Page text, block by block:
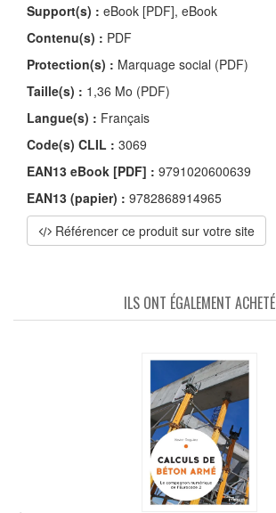
Support(s) : eBook [PDF], eBook
Contenu(s) : PDF
Protection(s) : Marquage social (PDF)
Taille(s) : 1,36 Mo (PDF)
Langue(s) : Français
Code(s) CLIL : 3069
EAN13 eBook [PDF] : 9791020600639
EAN13 (papier) : 9782868914965
Référencer ce produit sur votre site
ILS ONT ÉGALEMENT ACHETÉ